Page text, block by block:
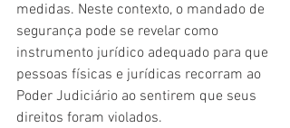
medidas. Neste contexto, o mandado de
segurança pode se revelar como
instrumento jurídico adequado para que
pessoas físicas e jurídicas recorram ao
Poder Judiciário ao sentirem que seus
direitos foram violados.